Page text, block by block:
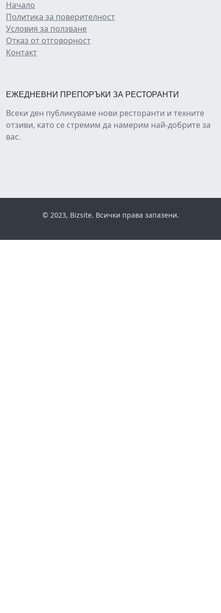
Начало
Политика за поверителност
Условия за ползване
Отказ от отговорност
Контакт
ЕЖЕДНЕВНИ ПРЕПОРЪКИ ЗА РЕСТОРАНТИ
Всеки ден публикуваме нови ресторанти и техните
отзиви, като се стремим да намерим най-добрите за
вас.
© 2023, Bizsite. Всички права запазени.